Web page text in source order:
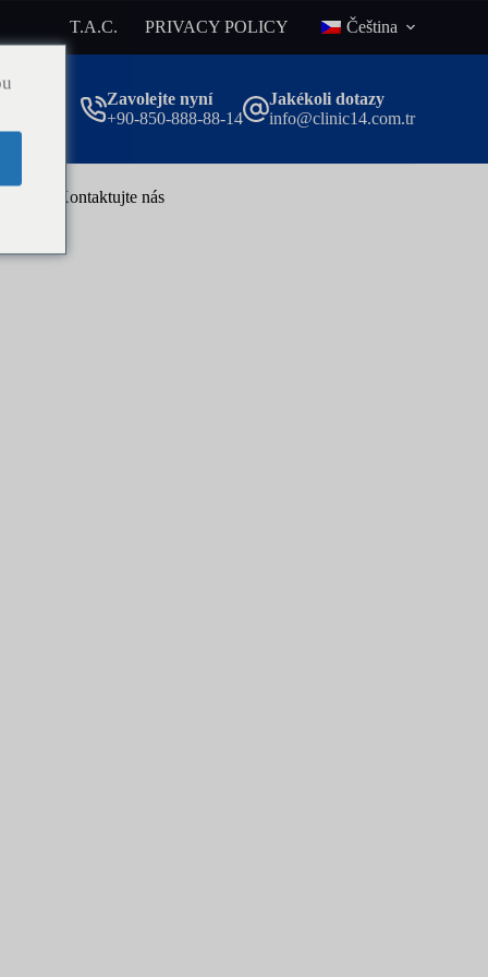
T.A.C. PRIVACY POLICY Čeština
Zavolejte nyní
+90-850-888-88-14
Jakékoli dotazy
info@clinic14.com.tr
Kontaktujte nás